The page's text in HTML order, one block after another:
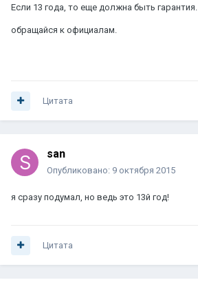
Если 13 года, то еще должна быть гарантия.
обращайся к официалам.
Цитата
san
Опубликовано: 9 октября 2015
я сразу подумал, но ведь это 13й год!
Цитата